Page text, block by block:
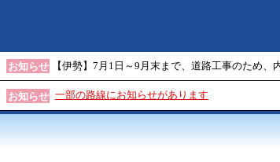
お知らせ 【伊勢】7月1日～9月末まで、道路工事のため、
お知らせ 一部の路線にお知らせがあります